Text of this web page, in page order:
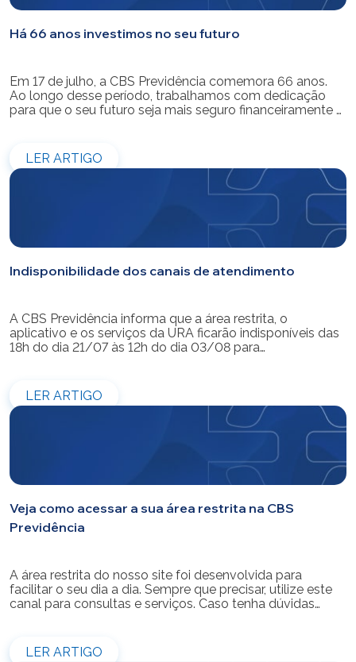
Há 66 anos investimos no seu futuro
Em 17 de julho, a CBS Previdência comemora 66 anos.
Ao longo desse período, trabalhamos com dedicação
para que o seu futuro seja mais seguro financeiramente e
eficiência e transparência os recursos dos nossos mais
de 39 mil participantes. Temos […]
LER ARTIGO
Indisponibilidade dos canais de atendimento
A CBS Previdência informa que a área restrita, o
aplicativo e os serviços da URA ficarão indisponíveis das
18h do dia 21/07 às 12h do dia 03/08 para
entre os dias 22/07 e 31/07. Reforçamos que as
simulações e contratações de empréstimos […]
LER ARTIGO
Veja como acessar a sua área restrita na CBS
Previdência
A área restrita do nosso site foi desenvolvida para
facilitar o seu dia a dia. Sempre que precisar, utilize este
canal para consultas e serviços. Caso tenha dúvidas
LER ARTIGO